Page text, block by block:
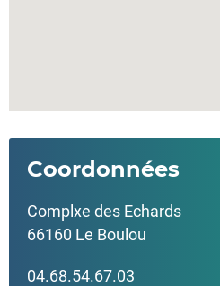
Coordonnées
Complxe des Echards
66160 Le Boulou
04.68.54.67.03